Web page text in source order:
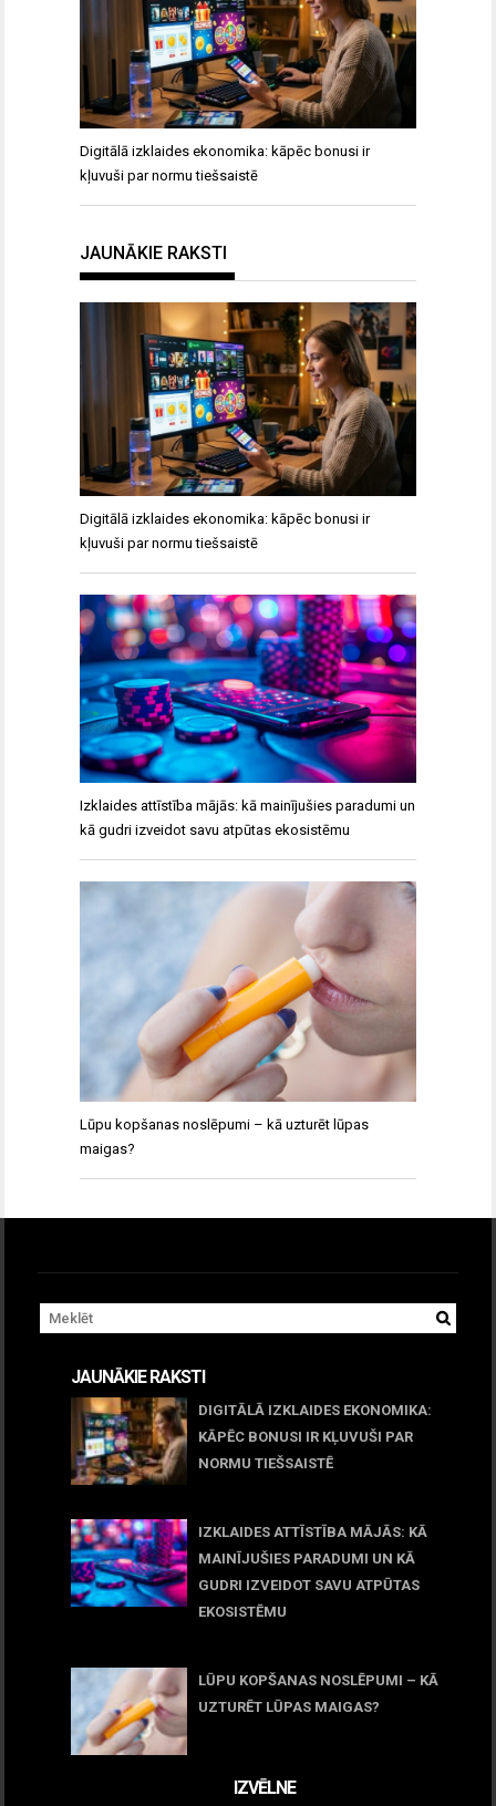
Digitālā izklaides ekonomika: kāpēc bonusi ir
kļuvuši par normu tiešsaistē
JAUNĀKIE RAKSTI
Digitālā izklaides ekonomika: kāpēc bonusi ir
kļuvuši par normu tiešsaistē
Izklaides attīstība mājās: kā mainījušies paradumi un
kā gudri izveidot savu atpūtas ekosistēmu
Lūpu kopšanas noslēpumi – kā uzturēt lūpas
maigas?
JAUNĀKIE RAKSTI
DIGITĀLĀ IZKLAIDES EKONOMIKA:
KĀPĒC BONUSI IR KĻUVUŠI PAR
NORMU TIEŠSAISTĒ
IZKLAIDES ATTĪSTĪBA MĀJĀS: KĀ
MAINĪJUŠIES PARADUMI UN KĀ
GUDRI IZVEIDOT SAVU ATPŪTAS
EKOSISTĒMU
LŪPU KOPŠANAS NOSLĒPUMI – KĀ
UZTURĒT LŪPAS MAIGAS?
IZVĒLNE